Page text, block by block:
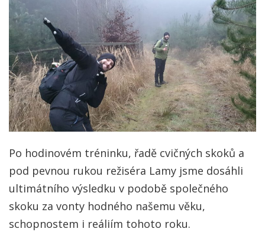
Po hodinovém tréninku, řadě cvičných skoků a
pod pevnou rukou režiséra Lamy jsme dosáhli
ultimátního výsledku v podobě společného
skoku za vonty hodného našemu věku,
schopnostem i reáliím tohoto roku.